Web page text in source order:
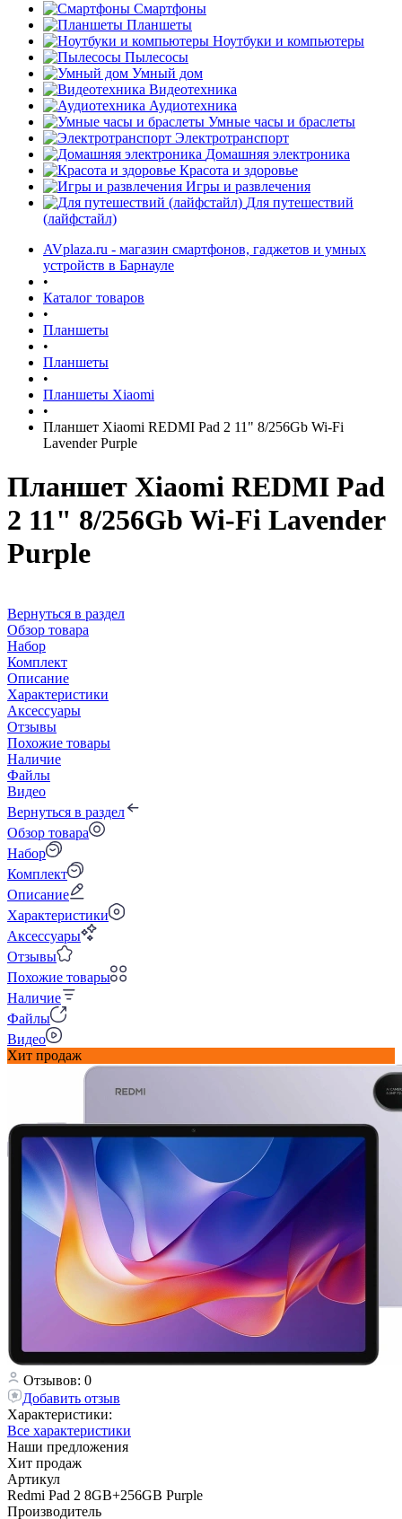
Смартфоны
Планшеты
Ноутбуки и компьютеры
Пылесосы
Умный дом
Видеотехника
Аудиотехника
Умные часы и браслеты
Электротранспорт
Домашняя электроника
Красота и здоровье
Игры и развлечения
Для путешествий
(лайфстайл)
AVplaza.ru - магазин смартфонов, гаджетов и умных
устройств в Барнауле
•
Каталог товаров
•
Планшеты
•
Планшеты
•
Планшеты Xiaomi
•
Планшет Xiaomi REDMI Pad 2 11" 8/256Gb Wi-Fi
Lavender Purple
Планшет Xiaomi REDMI Pad
2 11" 8/256Gb Wi-Fi Lavender
Purple
Вернуться в раздел
Обзор товара
Набор
Комплект
Описание
Характеристики
Аксессуары
Отзывы
Похожие товары
Наличие
Файлы
Видео
Вернуться в раздел
Обзор товара
Набор
Комплект
Описание
Характеристики
Аксессуары
Отзывы
Похожие товары
Наличие
Файлы
Видео
Хит продаж
Отзывов: 0
Добавить отзыв
Характеристики:
Все характеристики
Наши предложения
Хит продаж
Артикул
Redmi Pad 2 8GB+256GB Purple
Производитель
раз в 2 недели